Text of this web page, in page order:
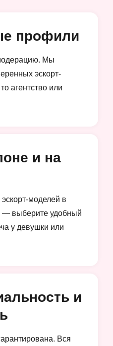
профили
Мы
эскорт-
агентство или
и на
моделей в
— выберите удобный
у девушки или
и
Вся